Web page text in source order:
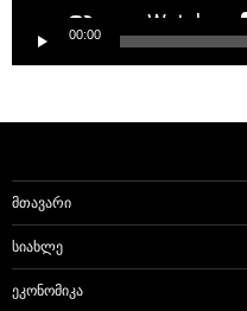
00:00
ᲛᲗᲐᲕᲐᲠᲘ
ᲡᲘᲐᲮᲚᲔ
ᲔᲙᲝᲜᲝᲛᲘᲙᲐ